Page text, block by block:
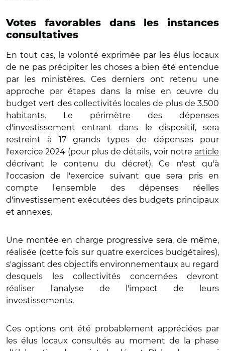
Votes favorables dans les instances
consultatives
En tout cas, la volonté exprimée par les élus locaux
de ne pas précipiter les choses a bien été entendue
par les ministères. Ces derniers ont retenu une
approche par étapes dans la mise en œuvre du
budget vert des collectivités locales de plus de 3.500
habitants. Le périmètre des dépenses
d'investissement entrant dans le dispositif, sera
restreint à 17 grands types de dépenses pour
l'exercice 2024 (pour plus de détails, voir notre article
décrivant le contenu du décret). Ce n'est qu'à
l'occasion de l'exercice suivant que sera pris en
compte l'ensemble des dépenses réelles
d'investissement exécutées des budgets principaux
et annexes.
Une montée en charge progressive sera, de même,
réalisée (cette fois sur quatre exercices budgétaires),
s'agissant des objectifs environnementaux au regard
desquels les collectivités concernées devront
réaliser l'analyse de l'impact de leurs
investissements.
Ces options ont été probablement appréciées par
les élus locaux consultés au moment de la phase